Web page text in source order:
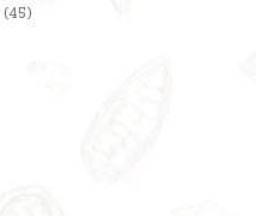
(45)